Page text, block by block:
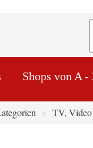
Shops von A -
TV,